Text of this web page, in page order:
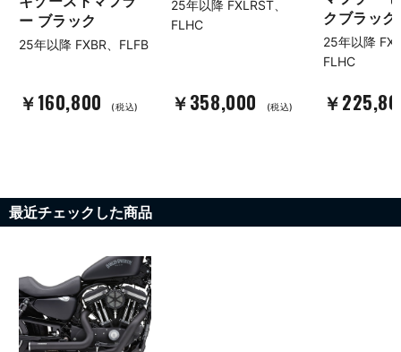
ー ブラック
25年以降 FXBR、FLFB
￥160,800 (税込)
25年以降 FXLRST、
FLHC
￥358,000 (税込)
クブラック
25年以降
FLHC
￥
最近チェックした商品